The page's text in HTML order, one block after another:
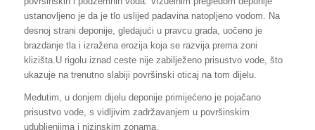
ustanovljeno je da je tlo uslijed padavina natopljeno vodom. Na
desnoj strani deponije, gledajući u pravcu grada, uočeno je
brazdanje tla i izražena erozija koja se razvija prema zoni
klizišta.U rigolu iznad ceste nije zabilježeno prisustvo vode, što
ukazuje na trenutno slabiji površinski oticaj na tom dijelu.
Međutim, u donjem dijelu deponije primijećeno je pojačano
prisustvo vode, s vidljivim zadržavanjem u površinskim
udubljenjima i nizinskim zonama.